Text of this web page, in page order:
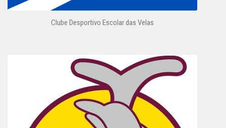
Clube Desportivo Escolar das Velas